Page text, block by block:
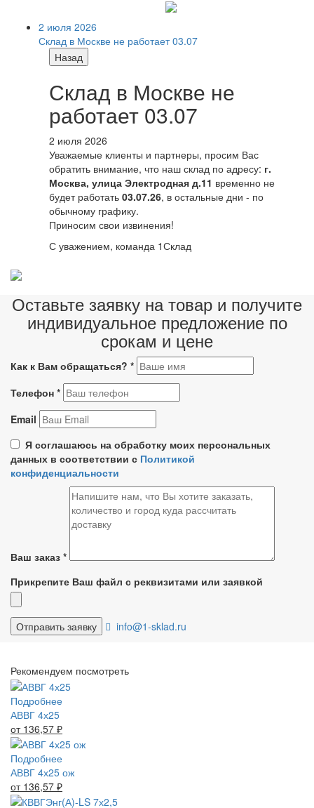
2 июля 2026
Склад в Москве не работает 03.07
Назад
Склад в Москве не
работает 03.07
2 июля 2026
Уважаемые клиенты и партнеры, просим Вас
обратить внимание, что наш склад по адресу: г.
Москва, улица Электродная д.11 временно не
будет работать 03.07.26, в остальные дни - по
обычному графику.
Приносим свои извинения!
С уважением, команда 1Склад
Оставьте заявку на товар и получите
индивидуальное предложение по
срокам и цене
Как к Вам обращаться? *
Телефон *
Email
Я соглашаюсь на обработку моих персональных
данных в соответствии с Политикой
конфиденциальности
Ваш заказ *
Прикрепите Ваш файл с реквизитами или заявкой
info@1-sklad.ru
Рекомендуем посмотреть
Подробнее
АВВГ 4х25
от 136,57 ₽
Подробнее
АВВГ 4х25 ож
от 136,57 ₽